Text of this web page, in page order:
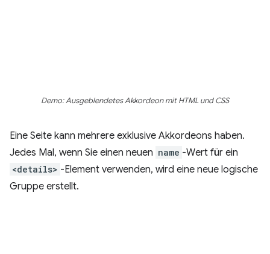
Demo: Ausgeblendetes Akkordeon mit HTML und CSS
Eine Seite kann mehrere exklusive Akkordeons haben.
Jedes Mal, wenn Sie einen neuen name -Wert für ein
<details> -Element verwenden, wird eine neue logische
Gruppe erstellt.